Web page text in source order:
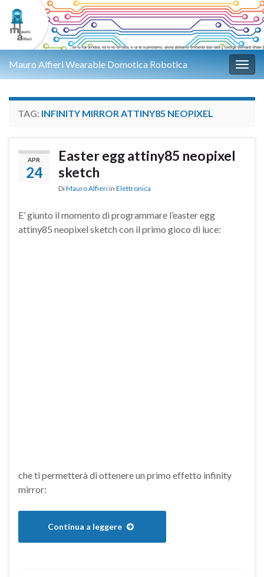
Mauro Alfieri Wearable Domotica Robotica
TAG: INFINITY MIRROR ATTINY85 NEOPIXEL
APR
24
Easter egg attiny85 neopixel
sketch
DiMauro Alfieri in Elettronica
E’ giunto il momento di programmare l’easter egg
attiny85 neopixel sketch con il primo gioco di luce:
che ti permetterà di ottenere un primo effetto infinity
mirror:
Continua a leggere